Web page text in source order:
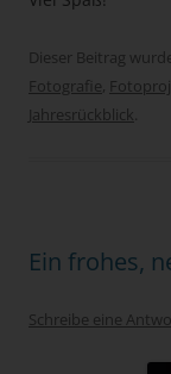
Dieser Beitrag
Fotografie,
Jahresrückblick.
Ein frohes,
Schreibe eine